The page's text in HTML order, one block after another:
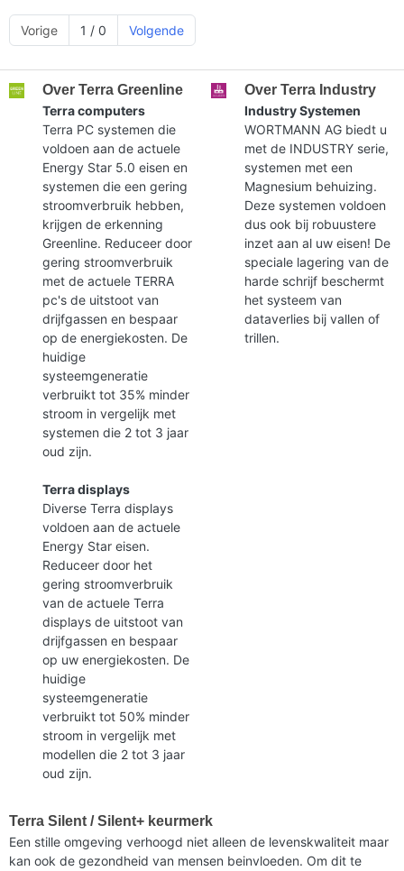
Vorige 1 / 0 Volgende
Over Terra Greenline
Terra computers
Terra PC systemen die
voldoen aan de actuele
Energy Star 5.0 eisen en
systemen die een gering
stroomverbruik hebben,
krijgen de erkenning
Greenline. Reduceer door
gering stroomverbruik
met de actuele TERRA
pc's de uitstoot van
drijfgassen en bespaar
op de energiekosten. De
huidige
systeemgeneratie
verbruikt tot 35% minder
stroom in vergelijk met
systemen die 2 tot 3 jaar
oud zijn.
Terra displays
Diverse Terra displays
voldoen aan de actuele
Energy Star eisen.
Reduceer door het
gering stroomverbruik
van de actuele Terra
displays de uitstoot van
drijfgassen en bespaar
op uw energiekosten. De
huidige
systeemgeneratie
verbruikt tot 50% minder
stroom in vergelijk met
modellen die 2 tot 3 jaar
oud zijn.
Over Terra Industry
Industry Systemen
WORTMANN AG biedt u
met de INDUSTRY serie,
systemen met een
Magnesium behuizing.
Deze systemen voldoen
dus ook bij robuustere
inzet aan al uw eisen! De
speciale lagering van de
harde schrijf beschermt
het systeem van
dataverlies bij vallen of
trillen.
Terra Silent / Silent+ keurmerk
Een stille omgeving verhoogd niet alleen de levenskwaliteit maar
kan ook de gezondheid van mensen beinvloeden. Om dit te